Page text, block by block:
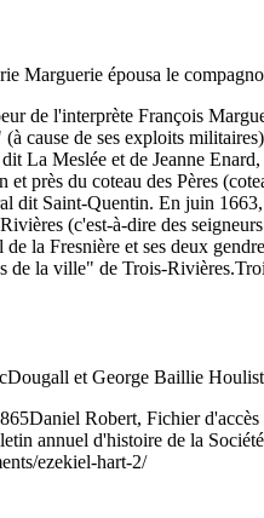
Marguerie épousa le
de l'interprète François
cause de ses exploits
La Meslée et de Jeanne
près du coteau des Pères
dit Saint-Quentin. En juin
(c'est-à-dire des
la Fresnière et ses deux
de la ville" de Trois-Rivières.
et George Baillie
Daniel Robert, Fichier
annuel d'histoire de la
ezekiel-hart-2/